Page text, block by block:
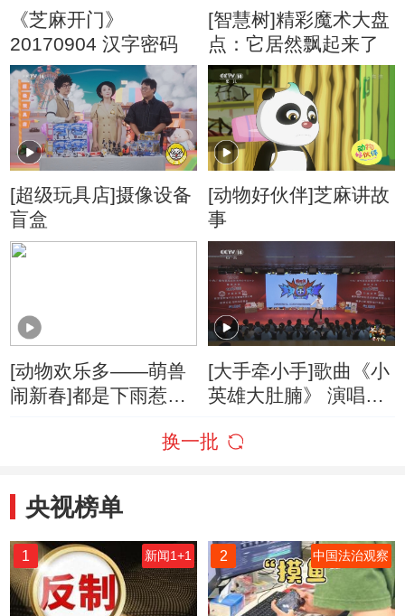
《芝麻开门》
20170904 汉字密码
[智慧树]精彩魔术大盘
点：它居然飘起来了
[超级玩具店]摄像设备
盲盒
[动物好伙伴]芝麻讲故
事
[动物欢乐多——萌兽
闹新春]都是下雨惹的
[大手牵小手]歌曲《小
英雄大肚腩》 演唱：
换一批
央视榜单
1 新闻1+1 2 中国法治观察